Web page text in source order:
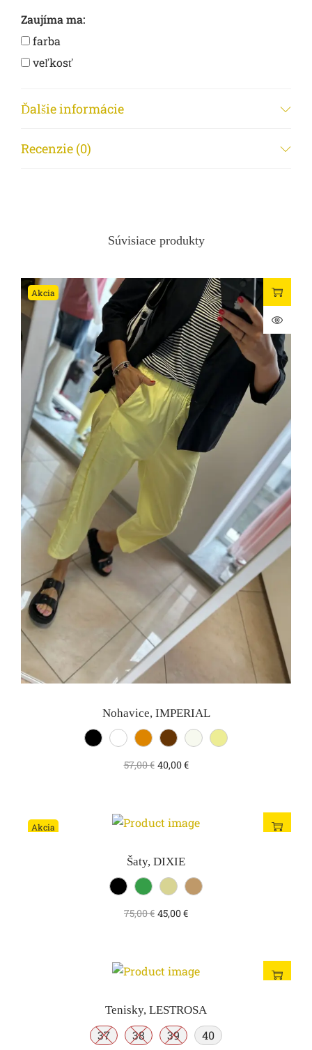
Zaujíma ma:
farba
veľkosť
iné...
Meno a priezvisko
Vaša správa
Súhlas so spracovaním osobných údajov
Súhlasím so spraovaním osobných údajov
viac info)
Odoslať správu
Ďalšie informácie
Recenzie (0)
Súvisiace produkty
Akcia
Nohavice, IMPERIAL
57,00€ 40,00€
Akcia
Šaty, DIXIE
75,00€ 45,00€
Tenisky, LESTROSA
37 38 39 40